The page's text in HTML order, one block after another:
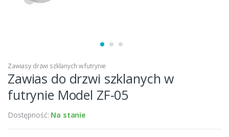
Zawiasy drzwi szklanych w futrynie
Zawias do drzwi szklanych w
futrynie Model ZF-05
Dostępność: Na stanie